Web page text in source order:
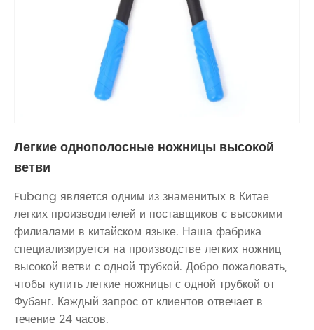
Легкие однополосные ножницы высокой
ветви
Fubang является одним из знаменитых в Китае
легких производителей и поставщиков с высокими
филиалами в китайском языке. Наша фабрика
специализируется на производстве легких ножниц
высокой ветви с одной трубкой. Добро пожаловать,
чтобы купить легкие ножницы с одной трубкой от
Фубанг. Каждый запрос от клиентов отвечает в
течение 24 часов.